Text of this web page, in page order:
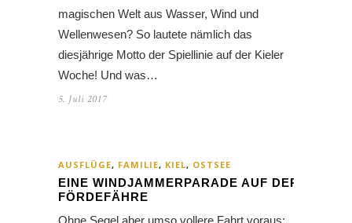
magischen Welt aus Wasser, Wind und
Wellenwesen? So lautete nämlich das
diesjährige Motto der Spiellinie auf der Kieler
Woche! Und was…
5. Juli 2017
AUSFLÜGE, FAMILIE, KIEL, OSTSEE
EINE WINDJAMMERPARADE AUF DER
FÖRDEFÄHRE